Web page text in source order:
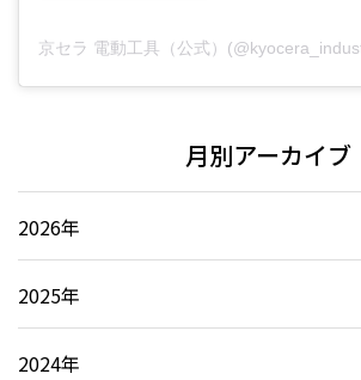
月別アーカイブ
2026年
2025年
2024年